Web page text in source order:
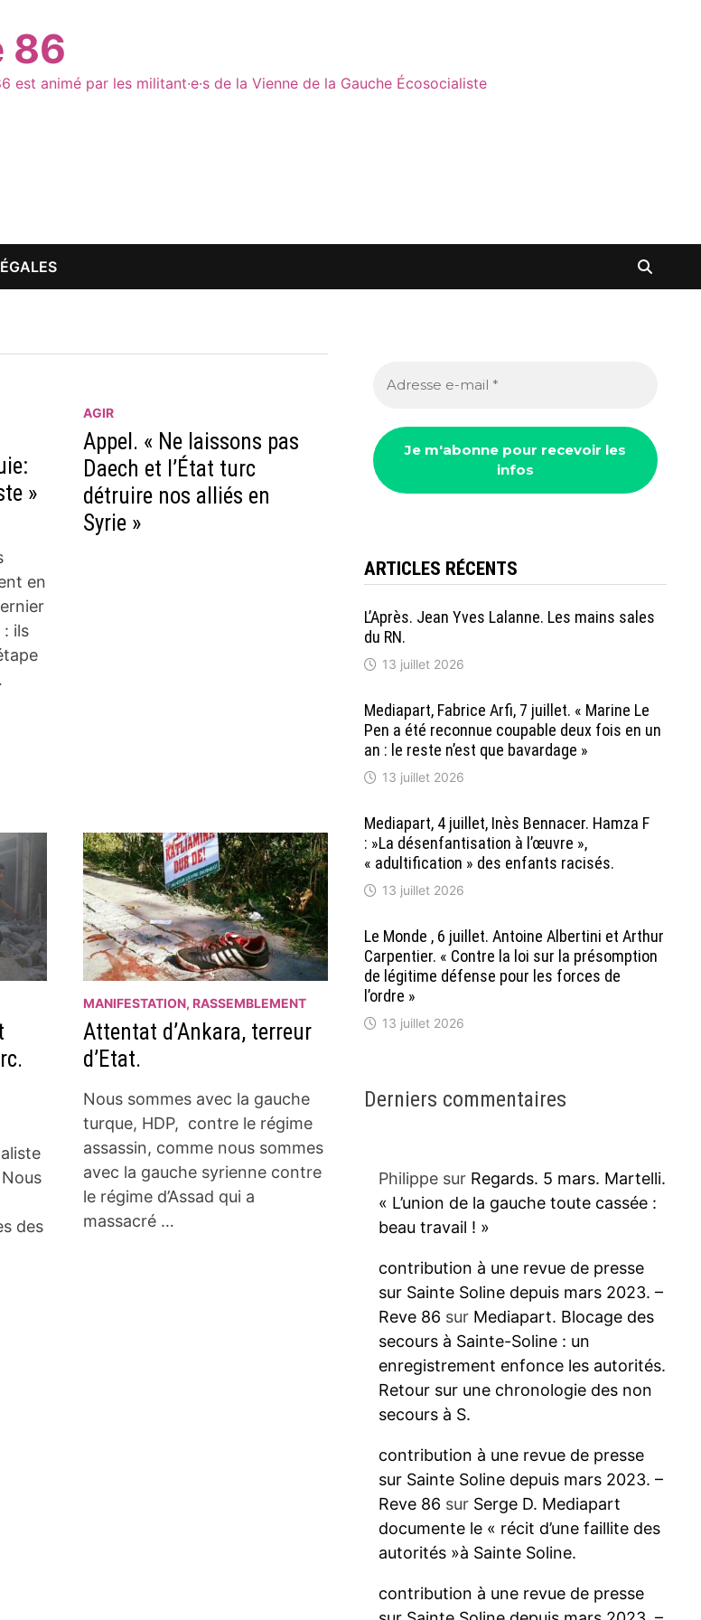
86
est animé par les militant·e·s de la Vienne de la Gauche Écosocialiste
»
en
ils
AGIR
Appel. « Ne laissons pas
Daech et l’État turc
détruire nos alliés en
Syrie »
des
MANIFESTATION, RASSEMBLEMENT
Attentat d’Ankara, terreur
d’Etat.
Nous sommes avec la gauche
turque, HDP, contre le régime
assassin, comme nous sommes
avec la gauche syrienne contre
le régime d’Assad qui a
massacré …
ARTICLES RÉCENTS
L’Après. Jean Yves Lalanne. Les mains sales
du RN.
13 juillet 2026
Mediapart, Fabrice Arfi, 7 juillet. « Marine Le
Pen a été reconnue coupable deux fois en un
an : le reste n’est que bavardage »
13 juillet 2026
Mediapart, 4 juillet, Inès Bennacer. Hamza F
: »La désenfantisation à l’œuvre »,
« adultification » des enfants racisés.
13 juillet 2026
Le Monde , 6 juillet. Antoine Albertini et Arthur
Carpentier. « Contre la loi sur la présomption
de légitime défense pour les forces de
l’ordre »
13 juillet 2026
Derniers commentaires
Philippesur Regards. 5 mars. Martelli.
« L’union de la gauche toute cassée :
beau travail ! »
contribution à une revue de presse
sur Sainte Soline depuis mars 2023. –
Reve 86 sur Mediapart. Blocage des
secours à Sainte-Soline : un
enregistrement enfonce les autorités.
Retour sur une chronologie des non
secours à S.
contribution à une revue de presse
sur Sainte Soline depuis mars 2023. –
Reve 86 sur Serge D. Mediapart
documente le « récit d’une faillite des
autorités »à Sainte Soline.
contribution à une revue de presse